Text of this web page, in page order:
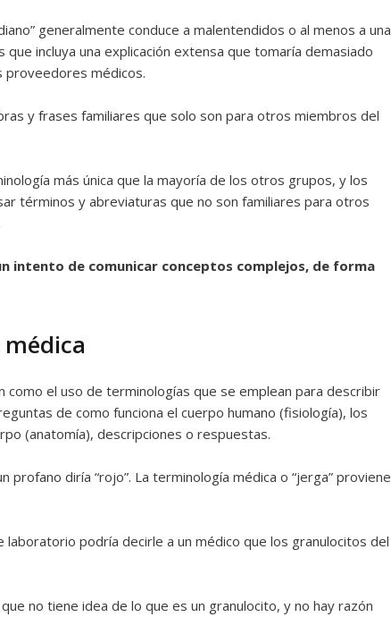
generalmente conduce a malentendidos o al menos a una
que incluya una explicación extensa que tomaría demasiado
médicos.
y frases familiares que solo son para otros miembros del
más única que la mayoría de los otros grupos, y los
términos y abreviaturas que no son familiares para otros
intento de comunicar conceptos complejos, de forma
como el uso de terminologías que se emplean para describir
de como funciona el cuerpo humano (fisiología), los
(anatomía), descripciones o respuestas.
profano diría “rojo”. La terminología médica o “jerga” proviene
laboratorio podría decirle a un médico que los granulocitos del
no tiene idea de lo que es un granulocito, y no hay razón